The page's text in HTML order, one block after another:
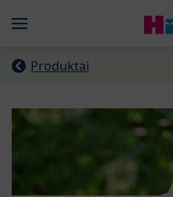
Menü
Produktai